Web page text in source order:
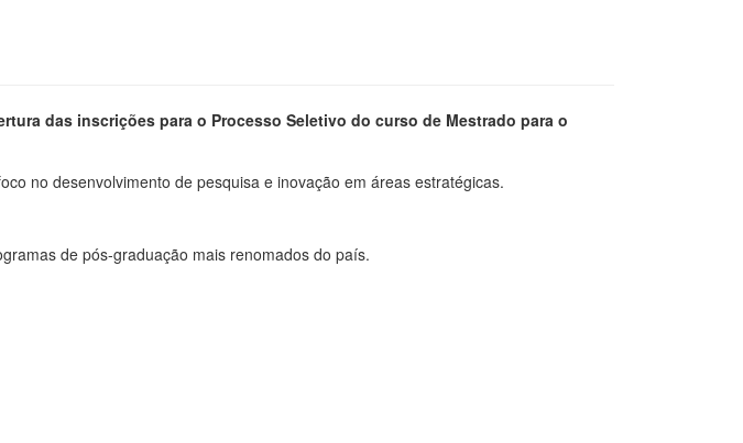
das inscrições para o Processo Seletivo do curso de Mestrado para o
no desenvolvimento de pesquisa e inovação em áreas estratégicas.
de pós-graduação mais renomados do país.